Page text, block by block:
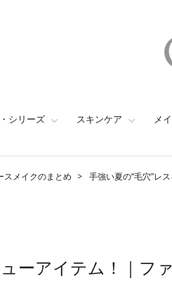
シリーズ スキンケア メ
スメイクのまとめ 手強い夏の“毛穴”レ
ーアイテム！｜フ